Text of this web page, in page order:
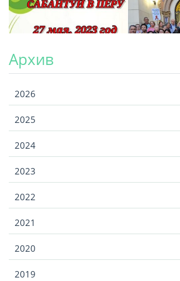
Архив
2026
2025
2024
2023
2022
2021
2020
2019